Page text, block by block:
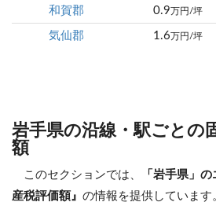
和賀郡 0.9 万円/坪
気仙郡 1.6 万円/坪
岩手県の沿線・駅ごとの
額
このセクションでは、
「岩手県」
産税評価額』 の情報を提供しています